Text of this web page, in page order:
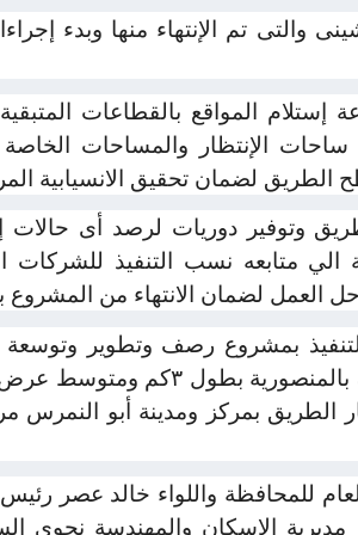
والتى تم الإنتهاء منها وبدء
المواقع بالقطاعات المتبقية
ساحات الإنتظار والمساحات
الطريق لضمان تحقيق الانسيابية
وتوفير دوريات لرصد أى حالات
الي متابعه نسب التنفيذ للشركات
العمل لضمان الانتهاء من المشروع
بمشروع رصف وتطوير وتوسعة
الطريق بمركز ومدينة أبو النمرس
للمحافظة واللواء خالد عصر
الإسكان والمهندسة نجوى